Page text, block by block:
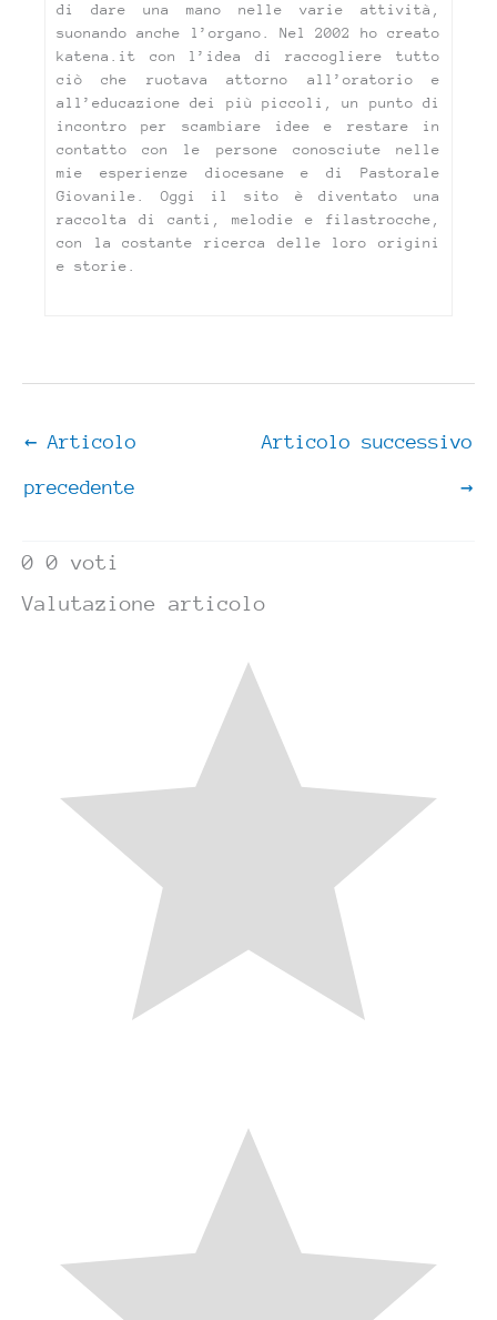
di dare una mano nelle varie attività,
suonando anche l’organo. Nel 2002 ho creato
katena.it con l’idea di raccogliere tutto
ciò che ruotava attorno all’oratorio e
all’educazione dei più piccoli, un punto di
incontro per scambiare idee e restare in
contatto con le persone conosciute nelle
mie esperienze diocesane e di Pastorale
Giovanile. Oggi il sito è diventato una
raccolta di canti, melodie e filastrocche,
con la costante ricerca delle loro origini
e storie.
← Articolo
precedente
Articolo successivo
→
0 0 voti
Valutazione articolo